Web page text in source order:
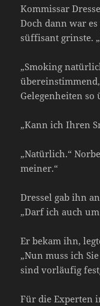
Kommissar
Doch dann war
süffisant grinste.
„Smoking
Gelegenheiten so
„Kann ich Ihren
„Natürlich.“
meiner.“
Dressel gab ihn
„Darf ich auch
Er bekam ihn,
„Nun muss ich
sind vorläufig
Für die Experten